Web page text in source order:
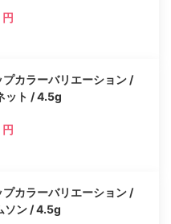
プカラーバリエーション /
ット / 4.5g
プカラーバリエーション /
ソン / 4.5g